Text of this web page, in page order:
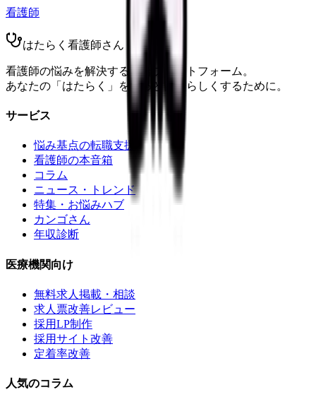
看護師
はたらく看護師さん
看護師の悩みを解決する総合プラットフォーム。
あなたの「はたらく」をもっと自分らしくするために。
サービス
悩み基点の転職支援
看護師の本音箱
コラム
ニュース・トレンド
特集・お悩みハブ
カンゴさん
年収診断
医療機関向け
無料求人掲載・相談
求人票改善レビュー
採用LP制作
採用サイト改善
定着率改善
人気のコラム